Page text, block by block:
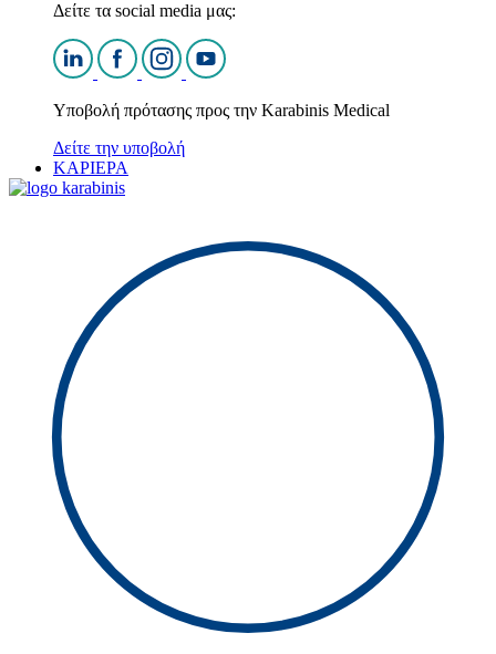
Δείτε τα social media μας:
Υποβολή πρότασης προς την Karabinis Medical
Δείτε την υποβολή
ΚΑΡΙΕΡΑ